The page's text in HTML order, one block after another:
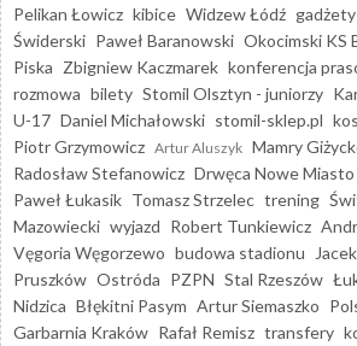
Pelikan Łowicz kibice Widzew Łódź gadżety
Świderski Paweł Baranowski Okocimski KS
Piska Zbigniew Kaczmarek konferencja
rozmowa bilety Stomil Olsztyn - juniorzy
U-17 Daniel Michałowski stomil-sklep.pl
Piotr Grzymowicz Artur Aluszyk Mamry
Radosław Stefanowicz Drwęca Nowe
Paweł Łukasik Tomasz Strzelec trening
Mazowiecki wyjazd Robert Tunkiewicz
Vęgoria Węgorzewo budowa stadionu
Pruszków Ostróda PZPN Stal Rzeszów
Nidzica Błękitni Pasym Artur Siemaszko
Garbarnia Kraków Rafał Remisz transfery